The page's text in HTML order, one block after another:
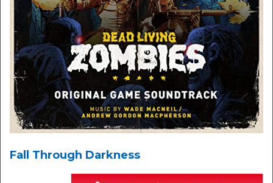
Fall Through Darkness